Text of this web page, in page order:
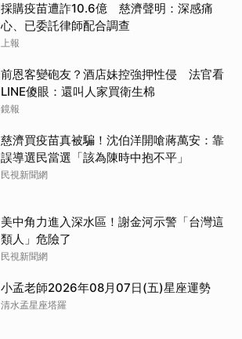
採購疫苗遭詐10.6億 慈濟聲明：深感痛
心、已委託律師配合調查
上報
前恩客變砲友？酒店妹控強押性侵 法官看
LINE傻眼：還叫人家買衛生棉
鏡報
慈濟買疫苗真被騙！沈伯洋開嗆蔣萬安：靠
誤導選民當選「該為陳時中抱不平」
民視新聞網
美中角力進入深水區！謝金河示警「台灣這
類人」危險了
民視新聞網
小孟老師2026年08月07日(五)星座運勢
清水孟星座塔羅